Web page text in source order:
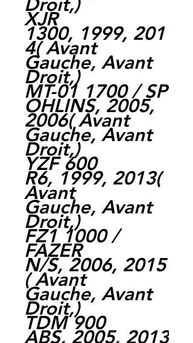
XJR
1300, 1999, 201
4( Avant
Gauche, Avant
Droit,)
MT-01 1700 / SP
OHLINS, 2005,
2006( Avant
Gauche, Avant
Droit,)
YZF 600
R6, 1999, 2013(
Avant
Gauche, Avant
Droit,)
FZ1 1000 /
FAZER
N/S, 2006, 2015
( Avant
Gauche, Avant
Droit,)
TDM 900
ABS, 2005, 2013